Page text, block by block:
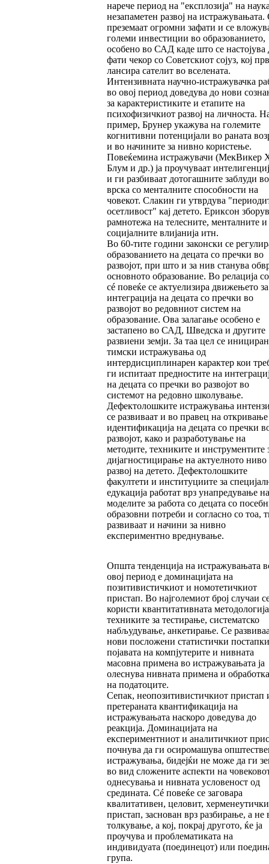
нарече период на "експлозија" на
незапаметен развој на истражувањата.
преземаат огромни зафати и се
големи инвестиции во образованието,
особено во САД каде што се настојува
фати чекор со Советскиот сојуз, кој прв
лансира сателит во вселената.
Интензивната научно-истражувачка
во овој период доведува до нови
за карактеристиките и етапите на
психофизичкиот развој на личноста.
пример, Брунер укажува на големите
когнитивни потенцијали во раната
и во начините за нивно користење.
Повеќемина истражувачи (МекВикер
Блум и др.) ја проучуваат
и ги разбиваат дотогашните заблуди во
врска со менталните способности на
човекот. Слакин ги утврдува
осетливост" кај детето. Ериксон
рамнотежа на телесните, менталните и
социјалните влијанија итн.
Во 60-тите години законски се
образованието на децата со пречки во
развојот, при што и за нив станува
основното образование. Во релација
сé повеќе се актуелизира движењето за
интеграција на децата со пречки во
развојот во редовниот систем на
образование. Ова залагање особено е
застапено во САД, Шведска и другите
развиени земји. За таа цел се
тимски истражувања од
интердисциплинарен карактер кои
ги испитаат предностите на
на децата со пречки во развојот во
системот на редовно школување.
Дефектолошките истражувања
се развиваат и во правец на
идентификација на децата со пречки
развојот, како и разработување на
методите, техниките и инструментите
дијагностицирање на актуелното ниво
развој на детето. Дефектолошките
факултети и институциите за
едукација работат врз унапредување на
моделите за работа со децата со
образовни потреби и согласно со тоа,
развиваат и начини за нивно
експериментно вреднување.
Општа тенденција на истражувањата
овој период е доминацијата на
позитивистичкиот и номотетичкиот
пристап. Во најголемиот број случаи
користи квантитативната
техниките за тестирање, систематско
набљудување, анкетирање. Се
нови посложени статистички
појавата на компјутерите и нивната
масовна примена во истражувањата ја
олеснува нивната примена и
на податоците.
Сепак, неопозитивистичкиот пристап
претераната квантификација на
истражувањата наскоро доведува до
реакција. Доминацијата на
експериментниот и аналитичкиот
почнува да ги осиромашува
истражувања, бидејќи не може да ги
во вид сложените аспекти на
однесувања и нивната условеност од
средината. Сé повеќе се заговара
квалитативен, целовит, херменеутички
пристап, заснован врз разбирање, а не
толкување, а кој, покрај другото, ќе ја
проучува и проблематиката на
индивидуата (поединецот) или
група.